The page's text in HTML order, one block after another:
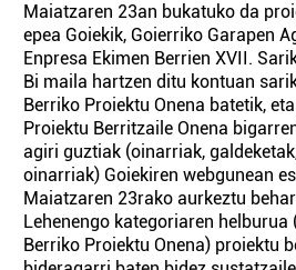
Maiatzaren 23an bukatuko da
epea Goiekik, Goierriko Garapen
Enpresa Ekimen Berrien XVII.
Bi maila hartzen ditu kontuan
Berriko Proiektu Onena batetik,
Proiektu Berritzaile Onena
agiri guztiak (oinarriak,
oinarriak) Goiekiren webgunean
Maiatzaren 23rako aurkeztu
Lehenengo kategoriaren helburua
Berriko Proiektu Onena) proiektu